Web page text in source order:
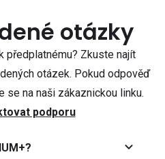
otázky
předplatnému? Zkuste najít
otázek. Pokud odpověď
se na naši zákaznickou linku.
podporu